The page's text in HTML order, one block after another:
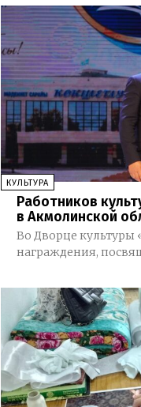
КУЛЬТУРА
Работников
в Акмолинской
Во Дворце
награждения,